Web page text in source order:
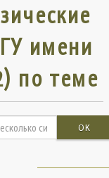
имени
по теме
OK